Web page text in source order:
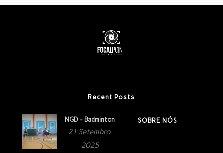
Recent Posts
NGD - Badminton
21 Setembro,
2025
SOBRE NÓS